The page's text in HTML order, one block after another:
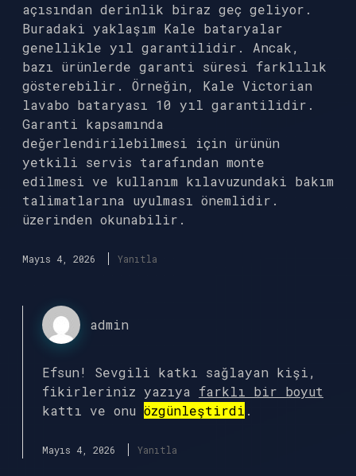
açısından derinlik biraz geç geliyor.
Buradaki yaklaşım Kale bataryalar
genellikle yıl garantilidir. Ancak,
bazı ürünlerde garanti süresi farklılık
gösterebilir. Örneğin, Kale Victorian
lavabo bataryası 10 yıl garantilidir.
Garanti kapsamında
değerlendirilebilmesi için ürünün
yetkili servis tarafından monte
edilmesi ve kullanım kılavuzundaki bakım
talimatlarına uyulması önemlidir.
üzerinden okunabilir.
Mayıs 4, 2026 Yanıtla
admin
Efsun! Sevgili katkı sağlayan kişi,
fikirleriniz yazıya farklı bir boyut
kattı ve onu özgünleştirdi .
Mayıs 4, 2026 Yanıtla